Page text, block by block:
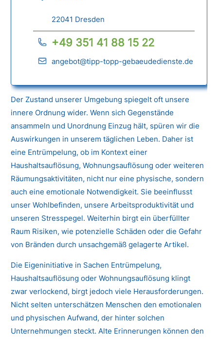
22041 Dresden
+49 351 41 88 15 22
angebot@tipp-topp-gebaeudedienste.de
Der Zustand unserer Umgebung spiegelt oft unsere
innere Ordnung wider. Wenn sich Gegenstände
ansammeln und Unordnung Einzug hält, spüren wir die
Auswirkungen in unserem täglichen Leben. Daher ist
eine Entrümpelung, ob im Kontext einer
Haushaltsauflösung, Wohnungsauflösung oder weiteren
Räumungsaktivitäten, nicht nur eine physische, sondern
auch eine emotionale Notwendigkeit. Sie beeinflusst
unser Wohlbefinden, unsere Arbeitsproduktivität und
unseren Stresspegel. Weiterhin birgt ein überfüllter
Raum Risiken, wie potenzielle Schäden oder die Gefahr
von Bränden durch unsachgemäß gelagerte Artikel.
Die Eigeninitiative in Sachen Entrümpelung,
Haushaltsauflösung oder Wohnungsauflösung klingt
zwar verlockend, birgt jedoch viele Herausforderungen.
Nicht selten unterschätzen Menschen den emotionalen
und physischen Aufwand, der hinter solchen
Unternehmungen steckt. Alte Erinnerungen können den